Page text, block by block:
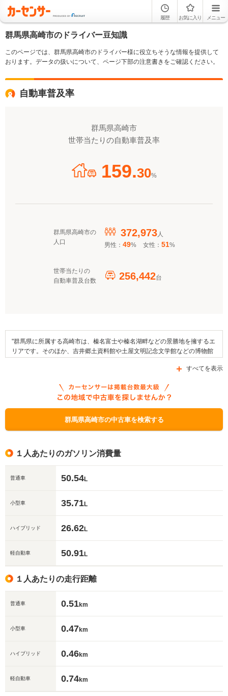
履歴 お気に入り メニュー
群馬県高崎市のドライバー豆知識
このページでは、群馬県高崎市のドライバー様に役立ちそうな情報を提供して
おります。データの扱いについて、ページ下部の注意書きをご確認ください。
自動車普及率
群馬県高崎市
世帯当たりの自動車普及率
159.30%
群馬県高崎市の
人口
372,973人
男性： 49% 女性： 51%
世帯当たりの
自動車普及台数
256,442台
"群馬県に所属する高崎市は、榛名富士や榛名湖畔などの景勝地を擁するエ
リアです。そのほか、吉井郷土資料館や土屋文明記念文学館などの博物館
ま市、高崎まつりやたかさき桜祭りがあるほか、映画の上映や監督及び俳
品にはみょうが、みそまんじゅうやほうれん草などがあります。交通面で
はJR東日本北陸新幹線や上越線の駅があるほか、国道354号線や国道18号
線、あるいは県道200号線などの道路が区域内を通っています。なお、市
内に存在する補助金制度としては、「群馬県環境生活保全創造資金」、
すべてを表示
群馬県高崎市の中古車を検索する
１人あたりのガソリン消費量
普通車 50.54L
小型車 35.71L
ハイブリッド 26.62L
軽自動車 50.91L
１人あたりの走行距離
普通車 0.51km
小型車 0.47km
ハイブリッド 0.46km
軽自動車 0.74km